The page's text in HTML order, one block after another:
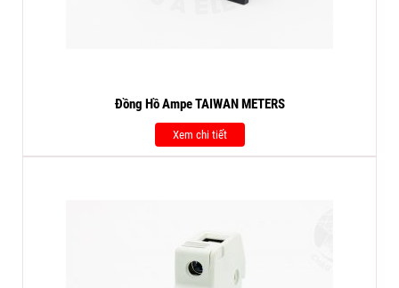
Đồng Hồ Ampe TAIWAN METERS
Xem chi tiết